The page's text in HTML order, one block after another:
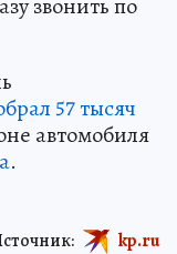
звонить по
57 тысяч
автомобиля
.
kp.ru